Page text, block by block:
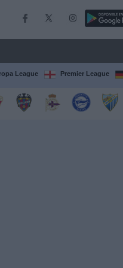
League Premier League